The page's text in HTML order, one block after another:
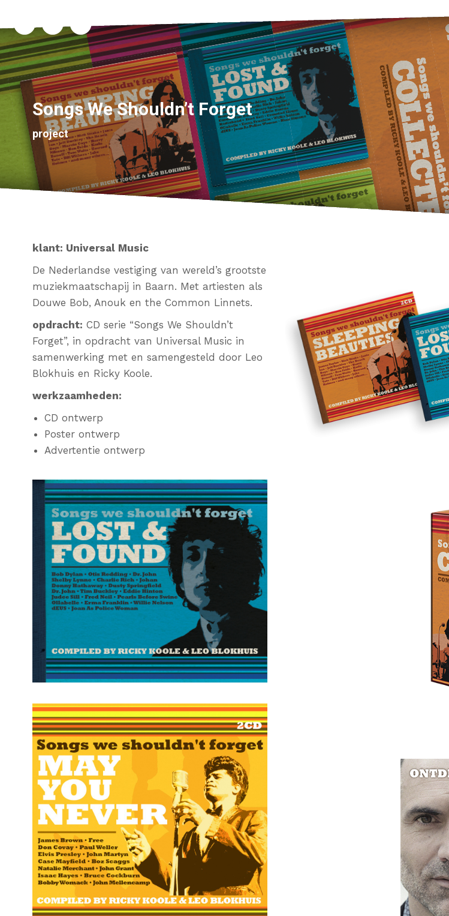
Songs We Shouldn’t Forget
project
klant: Universal Music
De Nederlandse vestiging van wereld’s grootste
muziekmaatschapij in Baarn. Met artiesten als
Douwe Bob, Anouk en the Common Linnets.
opdracht: CD serie “Songs We Shouldn’t
Forget”, in opdracht van Universal Music in
samenwerking met en samengesteld door Leo
Blokhuis en Ricky Koole.
werkzaamheden:
CD ontwerp
Poster ontwerp
Advertentie ontwerp